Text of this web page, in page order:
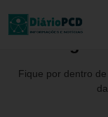
Fique por dentro